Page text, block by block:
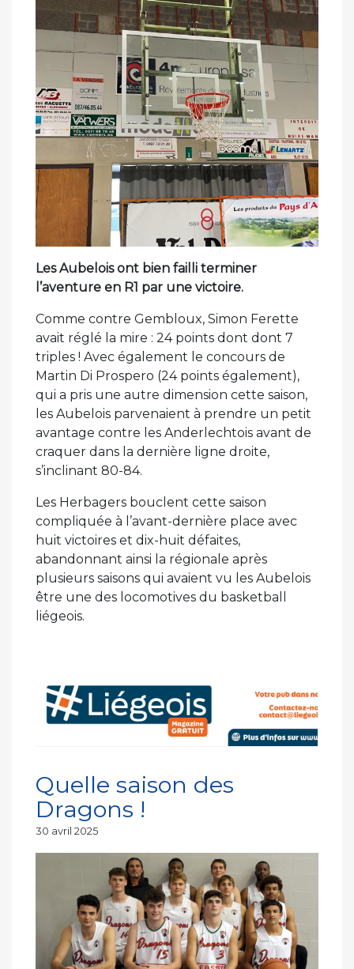
Les Aubelois ont bien failli terminer
l’aventure en R1 par une victoire.
Comme contre Gembloux, Simon Ferette
avait réglé la mire : 24 points dont dont 7
triples ! Avec également le concours de
Martin Di Prospero (24 points également),
qui a pris une autre dimension cette saison,
les Aubelois parvenaient à prendre un petit
avantage contre les Anderlechtois avant de
craquer dans la dernière ligne droite,
s’inclinant 80-84.
Les Herbagers bouclent cette saison
compliquée à l’avant-dernière place avec
huit victoires et dix-huit défaites,
abandonnant ainsi la régionale après
plusieurs saisons qui avaient vu les Aubelois
être une des locomotives du basketball
liégeois.
Quelle saison des
Dragons !
Publié
30 avril 2025